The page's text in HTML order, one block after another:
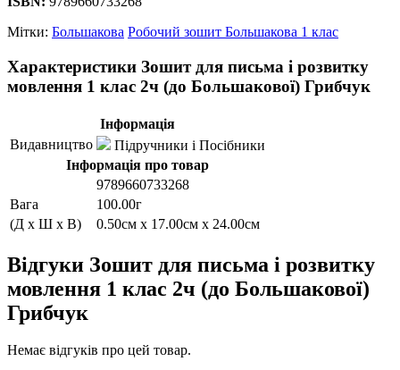
Мітки: Большакова Робочий зошит Большакова 1 клас
Характеристики Зошит для письма і розвитку
мовлення 1 клас 2ч (до Большакової) Грибчук
Інформація
Видавництво
Підручники і Посібники
Інформація про товар
9789660733268
Вага
100.00г
(Д x Ш x В)
0.50см x 17.00см x 24.00см
Відгуки Зошит для письма і розвитку
мовлення 1 клас 2ч (до Большакової)
Грибчук
Немає відгуків про цей товар.